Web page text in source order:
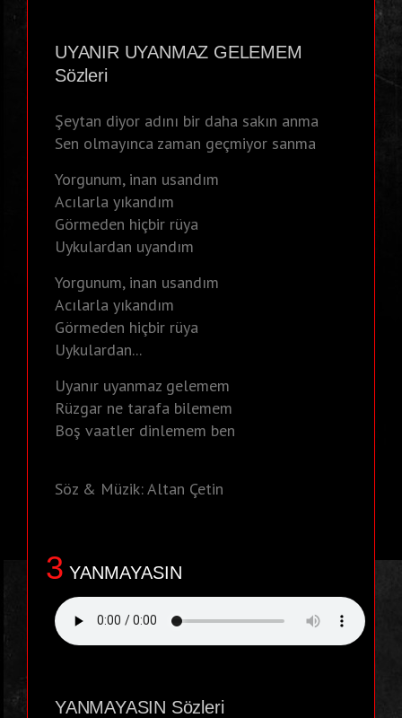
UYANIR UYANMAZ GELEMEM
Sözleri
Şeytan diyor adını bir daha sakın anma
Sen olmayınca zaman geçmiyor sanma
Yorgunum, inan usandım
Acılarla yıkandım
Görmeden hiçbir rüya
Uykulardan uyandım
Yorgunum, inan usandım
Acılarla yıkandım
Görmeden hiçbir rüya
Uykulardan...
Uyanır uyanmaz gelemem
Rüzgar ne tarafa bilemem
Boş vaatler dinlemem ben
Söz & Müzik: Altan Çetin
3 YANMAYASIN
YANMAYASIN Sözleri